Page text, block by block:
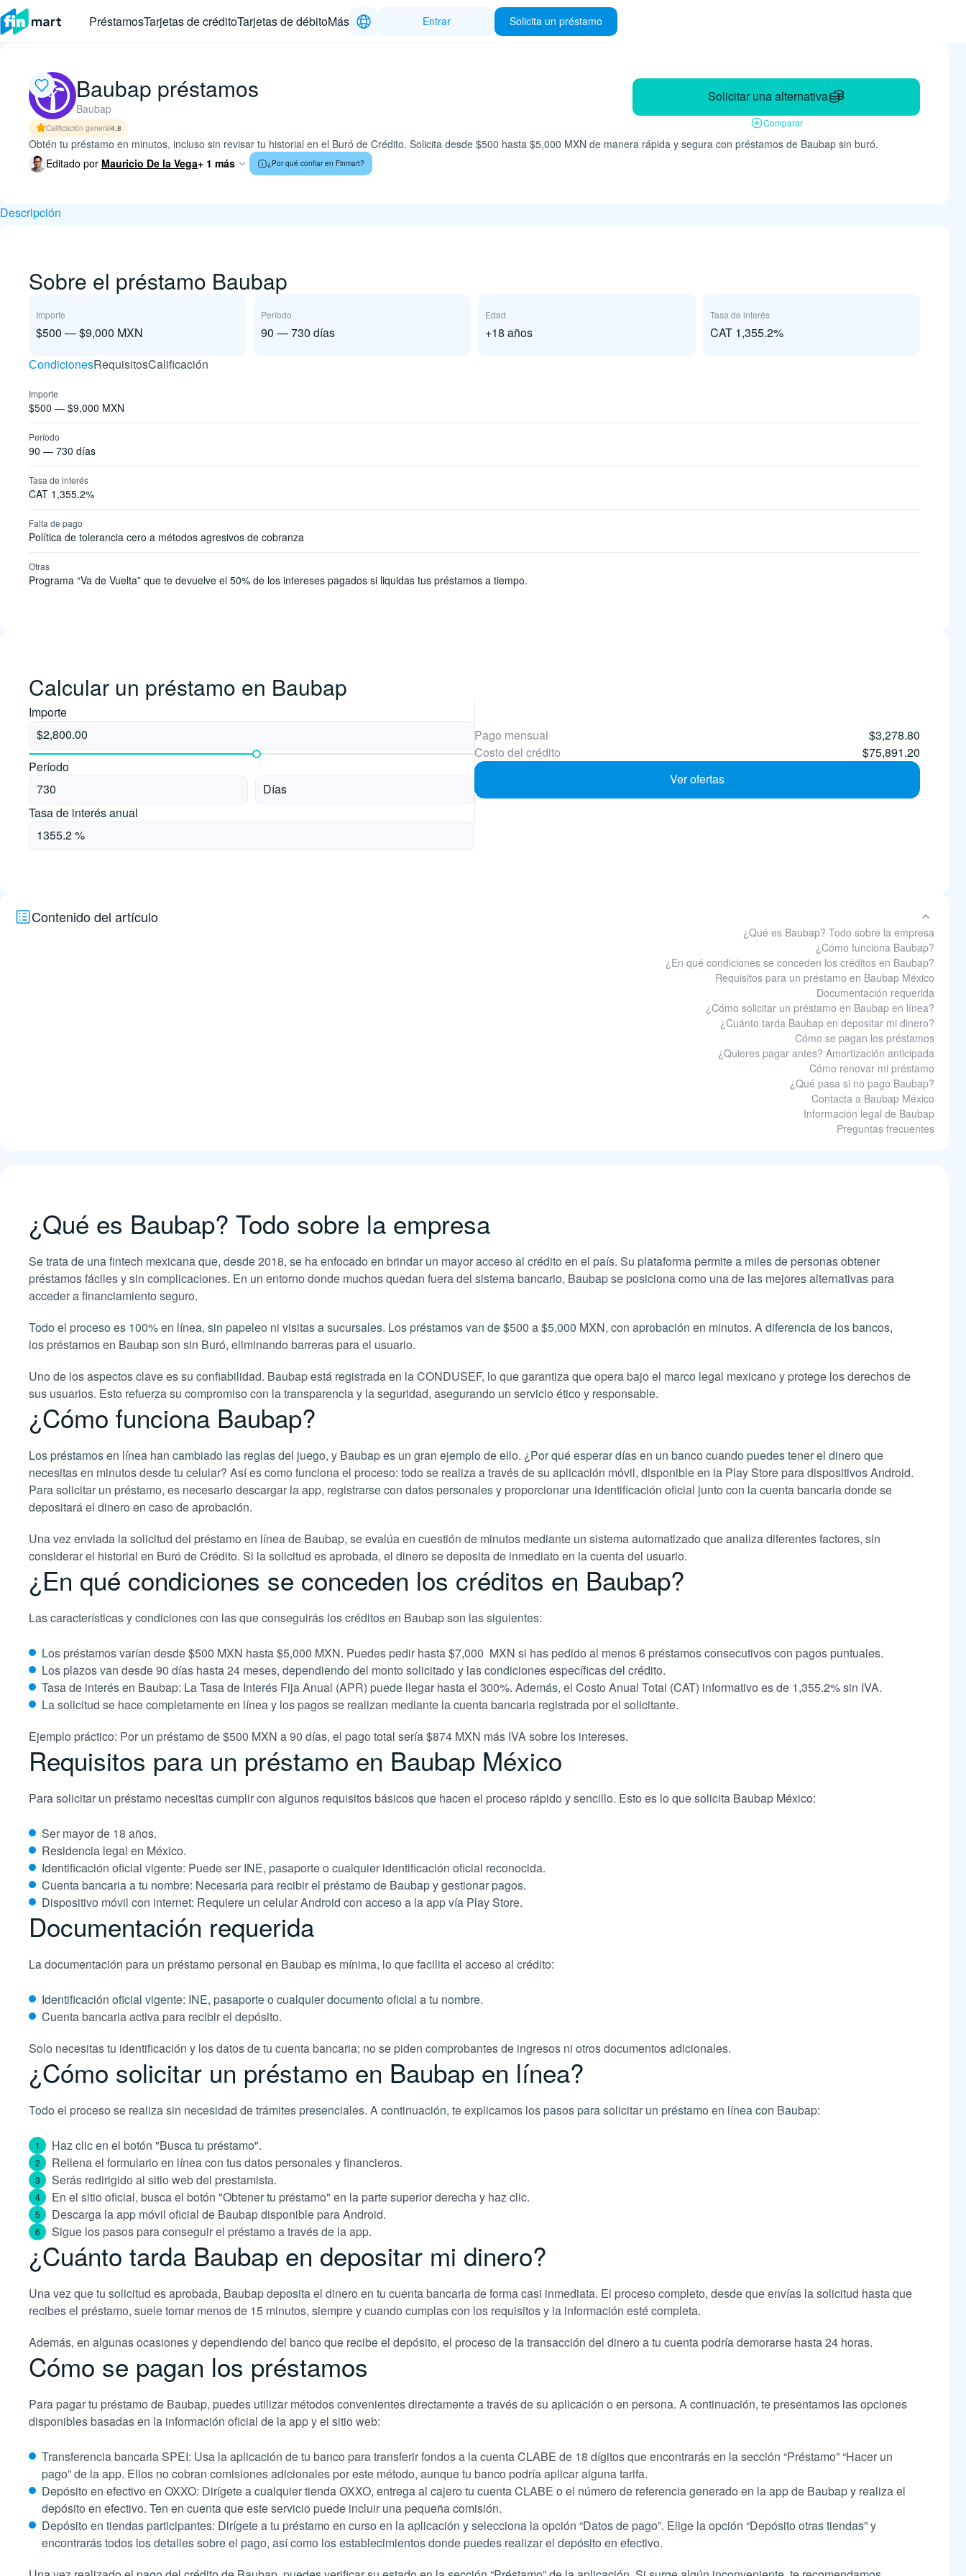
PréstamosTarjetas de créditoTarjetas de débitoMás Entrar Solicita un préstamo
Baubap préstamos
Baubap
Calificación general4.8
Solicitar una alternativa
Comparar
Obtén tu préstamo en minutos, incluso sin revisar tu historial en el Buró de Crédito. Solicita desde $500 hasta $5,000 MXN de manera rápida y segura con préstamos de Baubap sin buró.
Editado por Mauricio De la Vega+ 1 más ¿Por qué confiar en Finmart?
Descripción
Sobre el préstamo Baubap
Importe
$500 — $9,000 MXN
Período
90 — 730 días
Edad
+18 años
Tasa de interés
CAT 1,355.2%
СondicionesRequisitosCalificación
Importe
$500 — $9,000 MXN
Período
90 — 730 días
Tasa de interés
CAT 1,355.2%
Falta de pago
Política de tolerancia cero a métodos agresivos de cobranza
Otras
Programa “Va de Vuelta” que te devuelve el 50% de los intereses pagados si liquidas tus préstamos a tiempo.
Calcular un préstamo en Baubap
Importe
Período
Tasa de interés anual
Pago mensual
$3,278.80
Costo del crédito
$75,891.20
Ver ofertas
Contenido del artículo
¿Qué es Baubap? Todo sobre la empresa
¿Cómo funciona Baubap?
¿En qué condiciones se conceden los créditos en Baubap?
Requisitos para un préstamo en Baubap México
Documentación requerida
¿Cómo solicitar un préstamo en Baubap en línea?
¿Cuánto tarda Baubap en depositar mi dinero?
Cómo se pagan los préstamos
¿Quieres pagar antes? Amortización anticipada
Cómo renovar mi préstamo
¿Qué pasa si no pago Baubap?
Contacta a Baubap México
Información legal de Baubap
Preguntas frecuentes
¿Qué es Baubap? Todo sobre la empresa
Se trata de una fintech mexicana que, desde 2018, se ha enfocado en brindar un mayor acceso al crédito en el país. Su plataforma permite a miles de personas obtener
préstamos fáciles y sin complicaciones. En un entorno donde muchos quedan fuera del sistema bancario, Baubap se posiciona como una de las mejores alternativas para
acceder a financiamiento seguro.
Todo el proceso es 100% en línea, sin papeleo ni visitas a sucursales. Los préstamos van de $500 a $5,000 MXN, con aprobación en minutos. A diferencia de los bancos,
los préstamos en Baubap son sin Buró, eliminando barreras para el usuario.
Uno de los aspectos clave es su confiabilidad. Baubap está registrada en la CONDUSEF, lo que garantiza que opera bajo el marco legal mexicano y protege los derechos de
sus usuarios. Esto refuerza su compromiso con la transparencia y la seguridad, asegurando un servicio ético y responsable.
¿Cómo funciona Baubap?
Los préstamos en línea han cambiado las reglas del juego, y Baubap es un gran ejemplo de ello. ¿Por qué esperar días en un banco cuando puedes tener el dinero que
necesitas en minutos desde tu celular? Así es como funciona el proceso: todo se realiza a través de su aplicación móvil, disponible en la Play Store para dispositivos Android.
Para solicitar un préstamo, es necesario descargar la app, registrarse con datos personales y proporcionar una identificación oficial junto con la cuenta bancaria donde se
depositará el dinero en caso de aprobación.
Una vez enviada la solicitud del préstamo en línea de Baubap, se evalúa en cuestión de minutos mediante un sistema automatizado que analiza diferentes factores, sin
considerar el historial en Buró de Crédito. Si la solicitud es aprobada, el dinero se deposita de inmediato en la cuenta del usuario.
¿En qué condiciones se conceden los créditos en Baubap?
Las características y condiciones con las que conseguirás los créditos en Baubap son las siguientes:
Los préstamos varían desde $500 MXN hasta $5,000 MXN. Puedes pedir hasta $7,000 MXN si has pedido al menos 6 préstamos consecutivos con pagos puntuales.
Los plazos van desde 90 días hasta 24 meses, dependiendo del monto solicitado y las condiciones específicas del crédito.
Tasa de interés en Baubap: La Tasa de Interés Fija Anual (APR) puede llegar hasta el 300%. Además, el Costo Anual Total (CAT) informativo es de 1,355.2% sin IVA.
La solicitud se hace completamente en línea y los pagos se realizan mediante la cuenta bancaria registrada por el solicitante.
Ejemplo práctico: Por un préstamo de $500 MXN a 90 días, el pago total sería $874 MXN más IVA sobre los intereses.
Requisitos para un préstamo en Baubap México
Para solicitar un préstamo necesitas cumplir con algunos requisitos básicos que hacen el proceso rápido y sencillo. Esto es lo que solicita Baubap México:
Ser mayor de 18 años.
Residencia legal en México.
Identificación oficial vigente: Puede ser INE, pasaporte o cualquier identificación oficial reconocida.
Cuenta bancaria a tu nombre: Necesaria para recibir el préstamo de Baubap y gestionar pagos.
Dispositivo móvil con internet: Requiere un celular Android con acceso a la app vía Play Store.
Documentación requerida
La documentación para un préstamo personal en Baubap es mínima, lo que facilita el acceso al crédito:
Identificación oficial vigente: INE, pasaporte o cualquier documento oficial a tu nombre.
Cuenta bancaria activa para recibir el depósito.
Solo necesitas tu identificación y los datos de tu cuenta bancaria; no se piden comprobantes de ingresos ni otros documentos adicionales.
¿Cómo solicitar un préstamo en Baubap en línea?
Todo el proceso se realiza sin necesidad de trámites presenciales. A continuación, te explicamos los pasos para solicitar un préstamo en línea con Baubap:
Haz clic en el botón "Busca tu préstamo".
Rellena el formulario en línea con tus datos personales y financieros.
Serás redirigido al sitio web del prestamista.
En el sitio oficial, busca el botón "Obtener tu préstamo" en la parte superior derecha y haz clic.
Descarga la app móvil oficial de Baubap disponible para Android.
Sigue los pasos para conseguir el préstamo a través de la app.
¿Cuánto tarda Baubap en depositar mi dinero?
Una vez que tu solicitud es aprobada, Baubap deposita el dinero en tu cuenta bancaria de forma casi inmediata. El proceso completo, desde que envías la solicitud hasta que
recibes el préstamo, suele tomar menos de 15 minutos, siempre y cuando cumplas con los requisitos y la información esté completa.
Además, en algunas ocasiones y dependiendo del banco que recibe el depósito, el proceso de la transacción del dinero a tu cuenta podría demorarse hasta 24 horas.
Cómo se pagan los préstamos
Para pagar tu préstamo de Baubap, puedes utilizar métodos convenientes directamente a través de su aplicación o en persona. A continuación, te presentamos las opciones
disponibles basadas en la información oficial de la app y el sitio web:
Transferencia bancaria SPEI: Usa la aplicación de tu banco para transferir fondos a la cuenta CLABE de 18 dígitos que encontrarás en la sección “Préstamo” “Hacer un
pago” de la app. Ellos no cobran comisiones adicionales por este método, aunque tu banco podría aplicar alguna tarifa.
Depósito en efectivo en OXXO: Dirígete a cualquier tienda OXXO, entrega al cajero tu cuenta CLABE o el número de referencia generado en la app de Baubap y realiza el
depósito en efectivo. Ten en cuenta que este servicio puede incluir una pequeña comisión.
Depósito en tiendas participantes: Dirígete a tu préstamo en curso en la aplicación y selecciona la opción “Datos de pago”. Elige la opción “Depósito otras tiendas” y
encontrarás todos los detalles sobre el pago, así como los establecimientos donde puedes realizar el depósito en efectivo.